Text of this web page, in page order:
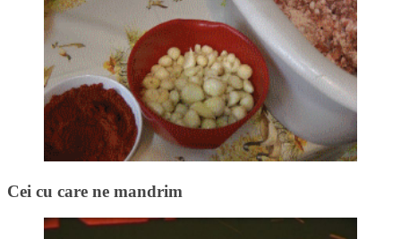
Cei cu care ne mandrim